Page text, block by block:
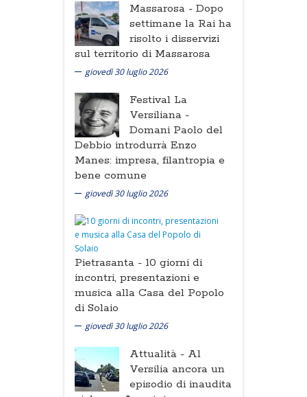
Massarosa - Dopo
settimane la Rai ha
risolto i disservizi
sul territorio di Massarosa
giovedì 30 luglio 2026
Festival La
Versiliana -
Domani Paolo del
Debbio introdurrà Enzo
Manes: impresa, filantropia e
bene comune
giovedì 30 luglio 2026
Pietrasanta - 10 giorni di
incontri, presentazioni e
musica alla Casa del Popolo
di Solaio
giovedì 30 luglio 2026
Attualità - Al
Versilia ancora un
episodio di inaudita